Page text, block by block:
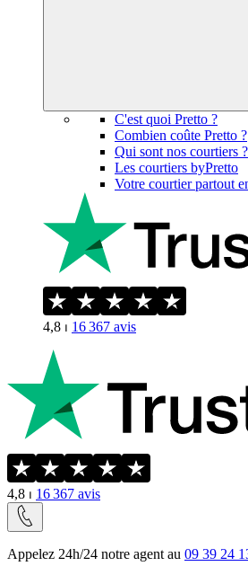
C'est quoi Pretto ?
Combien coûte Pretto ?
Qui sont nos courtiers ?
Les courtiers byPretto
Votre courtier partout
4,8 ⏐ 16 367 avis
4,8 ⏐ 16 367 avis
Appelez 24h/24 notre agent au 09 39 24